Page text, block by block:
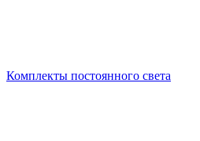
Комплекты постоянного света